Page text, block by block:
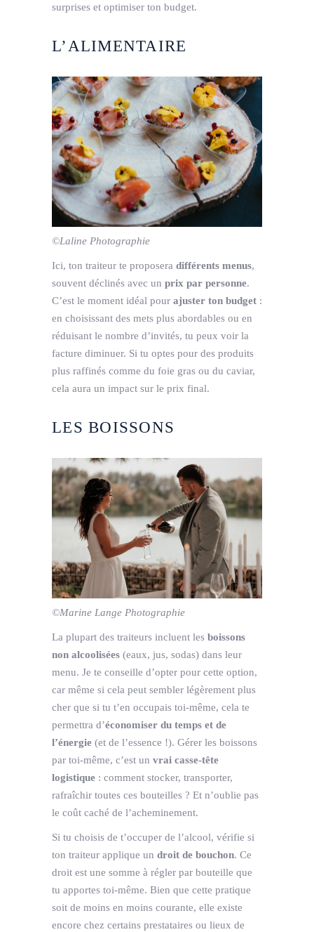
surprises et optimiser ton budget.
L’ALIMENTAIRE
©Laline Photographie
Ici, ton traiteur te proposera différents menus,
souvent déclinés avec un prix par personne.
C’est le moment idéal pour ajuster ton budget :
en choisissant des mets plus abordables ou en
réduisant le nombre d’invités, tu peux voir la
facture diminuer. Si tu optes pour des produits
plus raffinés comme du foie gras ou du caviar,
cela aura un impact sur le prix final.
LES BOISSONS
©Marine Lange Photographie
La plupart des traiteurs incluent les boissons
non alcoolisées (eaux, jus, sodas) dans leur
menu. Je te conseille d’opter pour cette option,
car même si cela peut sembler légèrement plus
cher que si tu t’en occupais toi-même, cela te
permettra d’économiser du temps et de
l’énergie (et de l’essence !). Gérer les boissons
par toi-même, c’est un vrai casse-tête
logistique : comment stocker, transporter,
rafraîchir toutes ces bouteilles ? Et n’oublie pas
le coût caché de l’acheminement.
Si tu choisis de t’occuper de l’alcool, vérifie si
ton traiteur applique un droit de bouchon. Ce
droit est une somme à régler par bouteille que
tu apportes toi-même. Bien que cette pratique
soit de moins en moins courante, elle existe
encore chez certains prestataires ou lieux de